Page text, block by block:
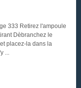
333 Retirez l'ampoule
Dèbranchez le
placez-la dans la
...